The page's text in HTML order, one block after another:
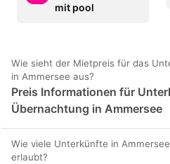
mit pool
Wie sieht der Mietpreis für das
in Ammersee aus?
Preis Informationen für
Übernachtung in Ammersee
Wie viele Unterkünfte in
erlaubt?